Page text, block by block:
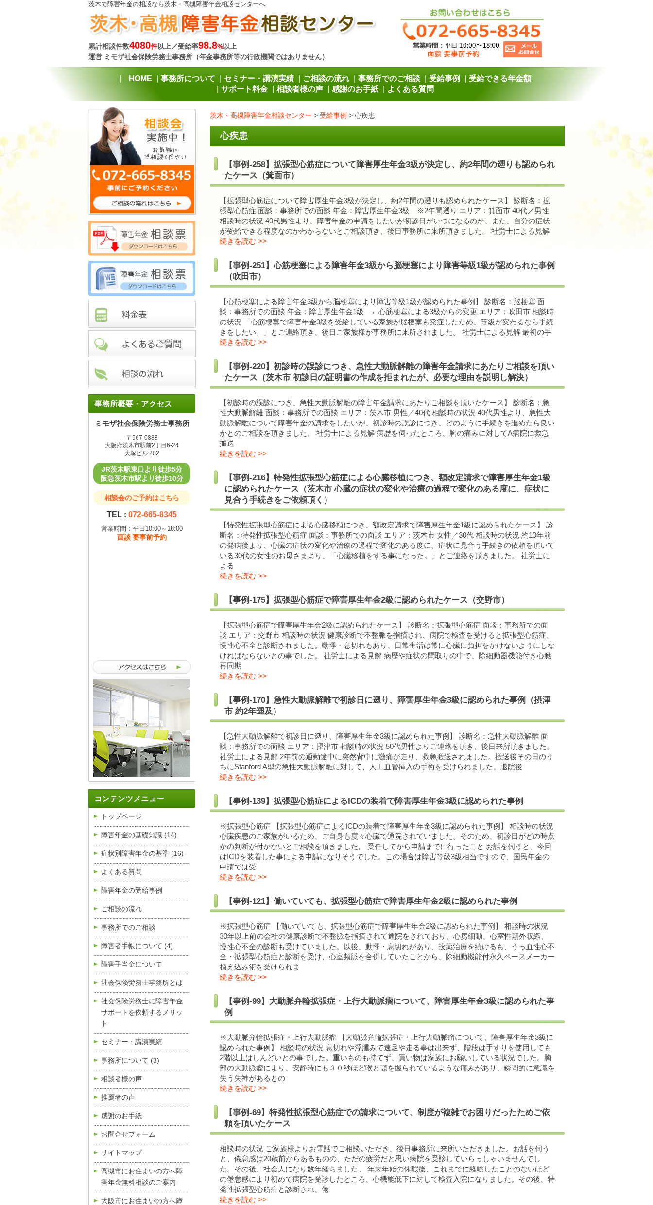
茨木で障害年金の相談なら茨木・高槻障害年金相談センターへ
累計相談件数4080件以上／受給率98.8%以上
運営 ミモザ社会保険労務士事務所（年金事務所等の行政機関ではありません）
HOME 事務所について セミナー・講演実績 ご相談の流れ 事務所でのご相談 受給事例
受給できる年金額
サポート料金
相談者様の声 感謝のお手紙 よくある質問
茨木・高槻障害年金相談センター > 受給事例 > 心疾患
心疾患
【事例-258】拡張型心筋症について障害厚生年金3級が決定し、約2年間の遡りも認められ
たケース（箕面市）
【拡張型心筋症について障害厚生年金3級が決定し、約2年間の遡りも認められたケース】 診断名：拡
張型心筋症 面談：事務所での面談 年金：障害厚生年金3級 ※2年間遡り エリア：箕面市 40代／男性
相談時の状況 40代男性より、障害年金の申請をしたいが初診日がいつになるのか、また、自分の症状
が受給できる程度なのかわからないとご相談頂き、後日事務所に来所頂きました。 社労士による見解
続きを読む >>
【事例-251】心筋梗塞による障害年金3級から脳梗塞により障害等級1級が認められた事例
（吹田市）
【心筋梗塞による障害年金3級から脳梗塞により障害等級1級が認められた事例】 診断名：脳梗塞 面
談：事務所での面談 年金：障害厚生年金1級 ←心筋梗塞による3級からの変更 エリア：吹田市 相談時
の状況 「心筋梗塞で障害年金3級を受給している家族が脳梗塞も発症したため、等級が変わるなら手続
きをしたい。」とご連絡頂き、後日ご家族様が事務所に来所されました。 社労士による見解 最初の手
続きを読む >>
【事例-220】初診時の誤診につき、急性大動脈解離の障害年金請求にあたりご相談を頂い
たケース（茨木市 初診日の証明書の作成を拒まれたが、必要な理由を説明し解決）
【初診時の誤診につき、急性大動脈解離の障害年金請求にあたりご相談を頂いたケース】 診断名：急
性大動脈解離 面談：事務所での面談 エリア：茨木市 男性／40代 相談時の状況 40代男性より、急性大
動脈解離について障害年金の請求をしたいが、初診時の誤診につき、どのように手続きを進めたら良い
かとのご相談を頂きました。 社労士による見解 病歴を伺ったところ、胸の痛みに対してA病院に救急
搬送
続きを読む >>
【事例-216】特発性拡張型心筋症による心臓移植につき、額改定請求で障害厚生年金1級
に認められたケース（茨木市 心臓の症状の変化や治療の過程で変化のある度に、症状に
見合う手続きをご依頼頂く）
【特発性拡張型心筋症による心臓移植につき、額改定請求で障害厚生年金1級に認められたケース】 診
断名：特発性拡張型心筋症 面談：事務所での面談 エリア：茨木市 女性／30代 相談時の状況 約10年前
の発病後より、心臓の症状の変化や治療の過程で変化のある度に、症状に見合う手続きの依頼を頂いて
いる30代の女性のお母さまより、「心臓移植をする事になった。」とご連絡を頂きました。 社労士に
よる
続きを読む >>
【事例-175】拡張型心筋症で障害厚生年金2級に認められたケース（交野市）
【拡張型心筋症で障害厚生年金2級に認められたケース】 診断名：拡張型心筋症 面談：事務所での面
談 エリア：交野市 相談時の状況 健康診断で不整脈を指摘され、病院で検査を受けると拡張型心筋症、
慢性心不全と診断されました。動悸・息切れもあり、日常生活は常に心臓に負担をかけないようにしな
ければならないとの事でした。 社労士による見解 病歴や症状の聞取りの中で、除細動器機能付き心臓
再同期
続きを読む >>
【事例-170】急性大動脈解離で初診日に遡り、障害厚生年金3級に認められた事例（摂津
市 約2年遡及）
【急性大動脈解離で初診日に遡り、障害厚生年金3級に認められた事例】 診断名：急性大動脈解離 面
談：事務所での面談 エリア：摂津市 相談時の状況 50代男性よりご連絡を頂き、後日来所頂きました。
社労士による見解 2年前の通勤途中に突然背中に激痛が走り、救急搬送されました。搬送後その日のう
ちにStanford A型の急性大動脈解離に対して、人工血管挿入の手術を受けられました。退院後
続きを読む >>
【事例-139】拡張型心筋症によるICDの装着で障害厚生年金3級に認められた事例
※拡張型心筋症 【拡張型心筋症によるICDの装着で障害厚生年金3級に認められた事例】 相談時の状況
心臓疾患のご家族がいるため、ご自身も度々心臓で通院されていました。そのため、初診日がどの時点
かの判断が付かないとご相談を頂きました。 受任してから申請までに行ったこと お話を伺うと、今回
はICDを装着した事による申請になりそうでした。この場合は障害等級3級相当ですので、国民年金の
申請では受
続きを読む >>
【事例-121】働いていても、拡張型心筋症で障害厚生年金2級に認められた事例
※拡張型心筋症 【働いていても、拡張型心筋症で障害厚生年金2級に認められた事例】 相談時の状況
30年以上前の会社の健康診断で不整脈を指摘されて通院をされており、心房細動、心室性期外収縮、
慢性心不全の診断も受けていました。以後、動悸・息切れがあり、投薬治療を続けるも、うっ血性心不
全・拡張型心筋症と診断を受け、心室頻脈を合併していたことから、除細動機能付永久ペースメーカー
植え込み術を受けられま
続きを読む >>
【事例-99】大動脈弁輪拡張症・上行大動脈瘤について、障害厚生年金3級に認められた事
例
※大動脈弁輪拡張症・上行大動脈瘤 【大動脈弁輪拡張症・上行大動脈瘤について、障害厚生年金3級に
認められた事例】 相談時の状況 息切れや浮腫みで速足や走る事は出来ず、階段は手すりを使用しても
2階以上はしんどいとの事でした。重いものも持てず、買い物は家族にお願いしている状況でした。胸
部の大動脈瘤により、安静時にも３０秒ほど喉と顎を握られているような痛みがあり、瞬間的に意識を
失う失神があるとの
続きを読む >>
【事例-69】特発性拡張型心筋症での請求について、制度が複雑でお困りだったためご依
頼を頂いたケース
相談時の状況 ご家族様よりお電話でご相談いただき、後日事務所に来所いただきました。お話を伺う
と、倦怠感は20歳前からあるものの、ただの疲労だと思い病院を受診していらっしゃいませんでし
た。その後、社会人になり数年経ちました。 年末年始の休暇後、これまでに経験したことのないほど
の倦怠感により初めて病院を受診したところ、心機能低下に対して検査入院になりました。その後、特
発性拡張型心筋症と診断され、倦
続きを読む >>
事務所概要・アクセス
ミモザ社会保険労務士事務所
〒567-0888
大阪府茨木市駅前2丁目6-24
大塚ビル 202
JR茨木駅東口より徒歩5分
阪急茨木市駅より徒歩10分
相談会のご予約はこちら
TEL : 072-665-8345
営業時間：平日10:00～18:00
面談 要事前予約
コンテンツメニュー
トップページ
障害年金の基礎知識 (14)
症状別障害年金の基準 (16)
よくある質問
障害年金の受給事例
ご相談の流れ
事務所でのご相談
障害者手帳について (4)
障害手当金について
社会保険労務士事務所とは
社会保険労務士に障害年金
サポートを依頼するメリッ
ト
セミナー・講演実績
事務所について (3)
相談者様の声
推薦者の声
感謝のお手紙
お問合せフォーム
サイトマップ
高槻市にお住まいの方へ障
害年金無料相談のご案内
大阪市にお住まいの方へ障